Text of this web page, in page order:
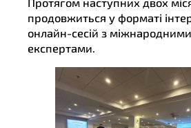
продовжиться у форматі
онлайн-сесій з
експертами.